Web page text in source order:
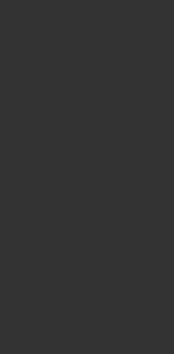
報を提供
情報を
業による
討を含み